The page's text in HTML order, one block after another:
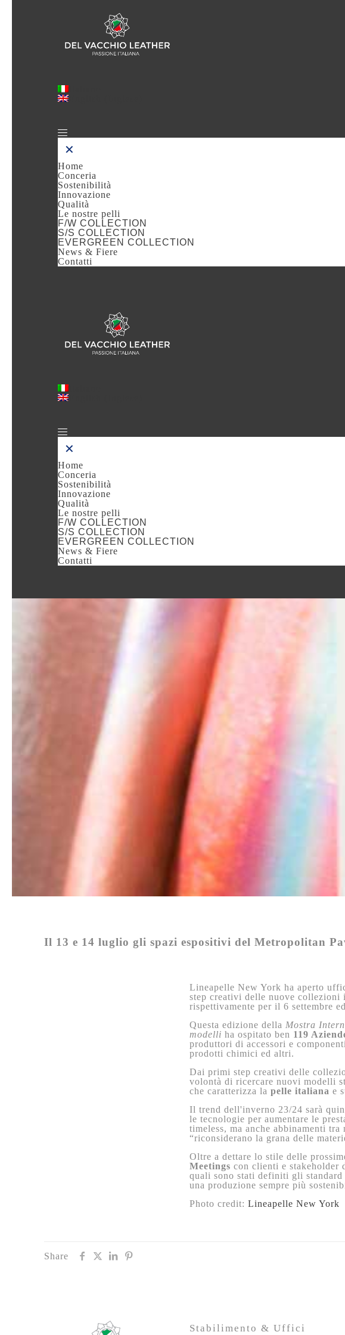
✕
Home
Conceria
Sostenibilità
Innovazione
Qualità
Le nostre pelli
F/W COLLECTION
S/S COLLECTION
EVERGREEN COLLECTION
News & Fiere
Contatti
✕
Home
Conceria
Sostenibilità
Innovazione
Qualità
Le nostre pelli
F/W COLLECTION
S/S COLLECTION
EVERGREEN COLLECTION
News & Fiere
Contatti
Il 13 e 14 luglio gli spazi espositivi del Metropolitan
Lineapelle New York ha aperto
step creativi delle nuove collezioni
rispettivamente per il 6 settembre
Questa edizione della Mostra
modelli ha ospitato ben 119
produttori di accessori e
prodotti chimici ed altri.
Dai primi step creativi delle
volontà di ricercare nuovi modelli
che caratterizza la pelle italiana e
Il trend dell'inverno 23/24 sarà
le tecnologie per aumentare le
timeless, ma anche abbinamenti
“riconsiderano la grana delle
Oltre a dettare lo stile delle
Meetings con clienti e stakeholder
quali sono stati definiti gli standard
una produzione sempre più
Photo credit: Lineapelle New York
Share
Stabilimento & Uffici